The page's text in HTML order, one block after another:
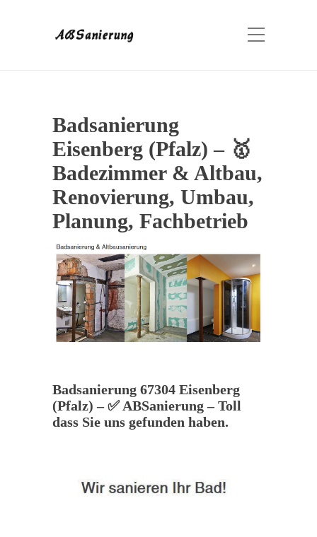
Badsanierung
Eisenberg (Pfalz) – 🥇
Badezimmer & Altbau,
Renovierung, Umbau,
Planung, Fachbetrieb
Badsanierung 67304 Eisenberg
(Pfalz) – ✅ ABSanierung – Toll
dass Sie uns gefunden haben.